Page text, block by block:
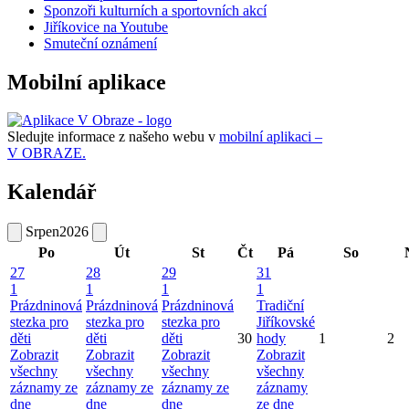
Sponzoři kulturních a sportovních akcí
Jiříkovice na Youtube
Smuteční oznámení
Mobilní aplikace
Sledujte informace z našeho webu v mobilní aplikaci –
V OBRAZE.
Kalendář
Srpen2026
Po
Út St Čt Pá So
27
1
Prázdninová
stezka pro
děti
Zobrazit
všechny
záznamy ze
dne
28
1
Prázdninová
stezka pro
děti
Zobrazit
všechny
záznamy ze
dne
29
1
Prázdninová
stezka pro
děti
Zobrazit
všechny
záznamy ze
dne
30
31
1
Tradiční
Jiříkovské
hody
Zobrazit
všechny
záznamy
ze dne
1 2